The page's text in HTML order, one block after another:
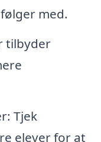
med.
tilbyder
Tjek
elever for at